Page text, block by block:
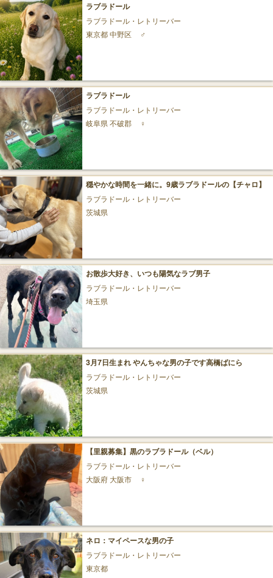
ラブラドール
ラブラドール・レトリーバー
東京都 中野区
♂
ラブラドール
ラブラドール・レトリーバー
岐阜県 不破郡
♀
穏やかな時間を一緒に。9歳ラブラドールの【チャロ】
ラブラドール・レトリーバー
茨城県
お散歩大好き、いつも陽気なラブ男子
ラブラドール・レトリーバー
埼玉県
3月7日生まれ やんちゃな男の子です高橋ばにら
ラブラドール・レトリーバー
茨城県
【里親募集】黒のラブラドール（ベル）
ラブラドール・レトリーバー
大阪府 大阪市
♀
ネロ：マイペースな男の子
ラブラドール・レトリーバー
東京都